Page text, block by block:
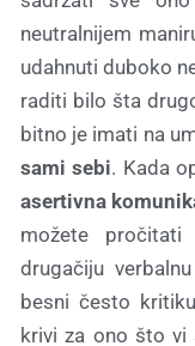
neutralnijem
udahnuti duboko
raditi bilo šta
bitno je imati na
sami sebi. Kada
asertivna
možete pročitati
drugačiju
besni često
krivi za ono što vi